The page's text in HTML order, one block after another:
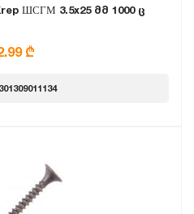
ШСГМ 3.5x25 მმ 1000 ც
₾